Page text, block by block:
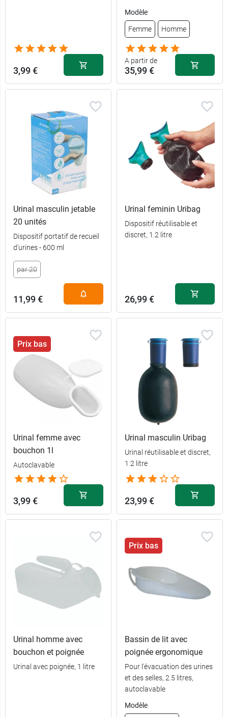
3,99 €
Modèle
Femme Homme
A partir de
35,99 €
Urinal masculin jetable
20 unités
Dispositif portatif de recueil
d'urines - 600 ml
par 20
11,99 €
Urinal feminin Uribag
Dispositif réutilisable et
discret, 1.2 litre
26,99 €
Prix bas
Urinal femme avec
bouchon 1l
Autoclavable
3,99 €
Urinal masculin Uribag
Urinal réutilisable et discret,
1.2 litre
23,99 €
Urinal homme avec
bouchon et poignée
Urinal avec poignée, 1 litre
Prix bas
Bassin de lit avec
poignée ergonomique
Pour l'évacuation des urines
et des selles, 2.5 litres,
autoclavable
Modèle